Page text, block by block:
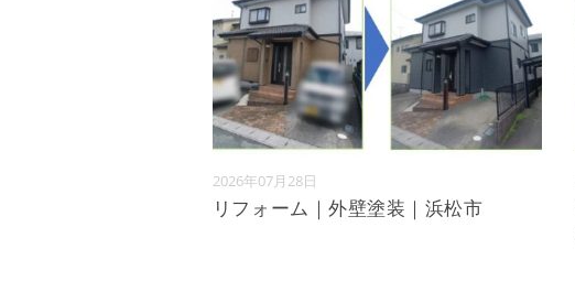
2026年07月28日
リフォーム｜外壁塗装｜浜松市